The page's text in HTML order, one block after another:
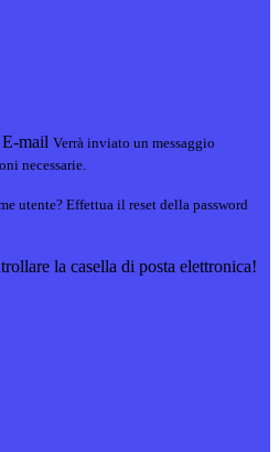
E-mail Verrà inviato un messaggio
necessarie.
utente? Effettua il reset della password
la casella di posta elettronica!